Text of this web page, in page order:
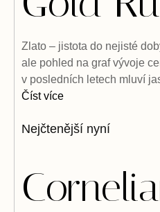
Zlato – jistota do nejisté
ale pohled na graf vývoje
v posledních letech mluví
Číst více
Nejčtenější nyní